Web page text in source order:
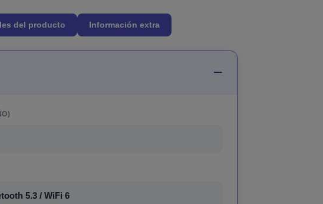
del producto Información extra
5.3 / WiFi 6